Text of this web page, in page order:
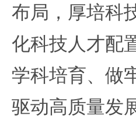
布局，厚培科
化科技人才配
学科培育、做
驱动高质量发